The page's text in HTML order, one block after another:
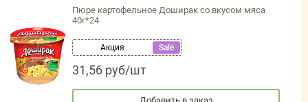
Пюре картофельное Доширак со вкусом мяса
40г*24
Акция Sale
31,56 руб/шт